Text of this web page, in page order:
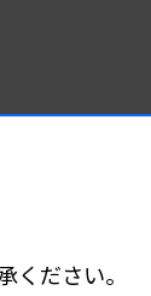
ださい。